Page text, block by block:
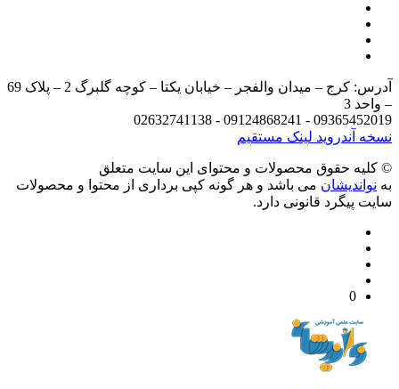
آدرس: کرج – میدان والفجر – خیابان یکتا – کوچه گلبرگ 2 – پلاک 69
3
09365452019 - 09124868241 -
آندرویدلینک مستقیم
حقوق محصولات و محتوای اين سایت متعلق
می باشد و هر گونه کپی برداری از محتوا و محصولات
پیگرد قانونی دارد.